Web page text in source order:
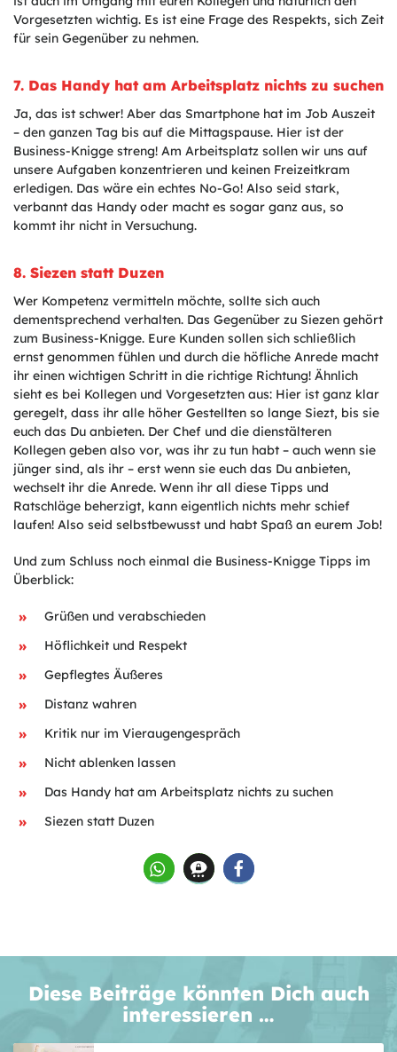
Vorgesetzten wichtig. Es ist eine Frage des Respekts, sich Zeit
für sein Gegenüber zu nehmen.
7. Das Handy hat am Arbeitsplatz nichts zu suchen
Ja, das ist schwer! Aber das Smartphone hat im Job Auszeit
– den ganzen Tag bis auf die Mittagspause. Hier ist der
Business-Knigge streng! Am Arbeitsplatz sollen wir uns auf
unsere Aufgaben konzentrieren und keinen Freizeitkram
erledigen. Das wäre ein echtes No-Go! Also seid stark,
verbannt das Handy oder macht es sogar ganz aus, so
kommt ihr nicht in Versuchung.
8. Siezen statt Duzen
Wer Kompetenz vermitteln möchte, sollte sich auch
dementsprechend verhalten. Das Gegenüber zu Siezen gehört
zum Business-Knigge. Eure Kunden sollen sich schließlich
ernst genommen fühlen und durch die höfliche Anrede macht
ihr einen wichtigen Schritt in die richtige Richtung! Ähnlich
sieht es bei Kollegen und Vorgesetzten aus: Hier ist ganz klar
geregelt, dass ihr alle höher Gestellten so lange Siezt, bis sie
euch das Du anbieten. Der Chef und die dienstälteren
Kollegen geben also vor, was ihr zu tun habt – auch wenn sie
jünger sind, als ihr – erst wenn sie euch das Du anbieten,
wechselt ihr die Anrede. Wenn ihr all diese Tipps und
Ratschläge beherzigt, kann eigentlich nichts mehr schief
laufen! Also seid selbstbewusst und habt Spaß an eurem Job!
Und zum Schluss noch einmal die Business-Knigge Tipps im
Überblick:
Grüßen und verabschieden
Höflichkeit und Respekt
Gepflegtes Äußeres
Distanz wahren
Kritik nur im Vieraugengespräch
Nicht ablenken lassen
Das Handy hat am Arbeitsplatz nichts zu suchen
Siezen statt Duzen
Diese Beiträge könnten Dich auch
interessieren …